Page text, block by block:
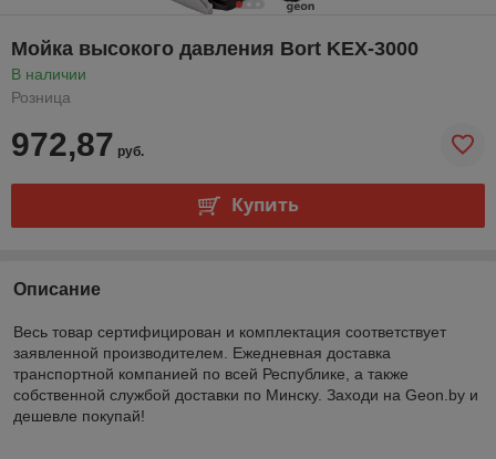
Мойка высокого давления Bort KEX-3000
В наличии
Розница
972,87 руб.
Купить
Описание
Весь товар сертифицирован и комплектация соответствует
заявленной производителем. Ежедневная доставка
транспортной компанией по всей Республике, а также
собственной службой доставки по Минску. Заходи на Geon.by и
дешевле покупай!